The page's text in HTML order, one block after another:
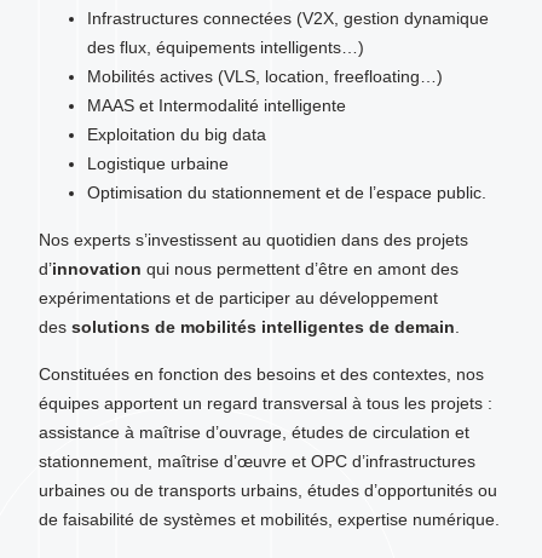
Infrastructures connectées (V2X, gestion dynamique
des flux, équipements intelligents…)
Mobilités actives (VLS, location, freefloating…)
MAAS et Intermodalité intelligente
Exploitation du big data
Logistique urbaine
Optimisation du stationnement et de l’espace public.
Nos experts s’investissent au quotidien dans des projets
d’innovation qui nous permettent d’être en amont des
expérimentations et de participer au développement
des solutions de mobilités intelligentes de demain
Constituées en fonction des besoins et des contextes, nos
équipes apportent un regard transversal à tous les projets :
assistance à maîtrise d’ouvrage, études de circulation et
stationnement, maîtrise d’œuvre et OPC d’infrastructures
urbaines ou de transports urbains, études d’opportunités ou
de faisabilité de systèmes et mobilités, expertise numérique.